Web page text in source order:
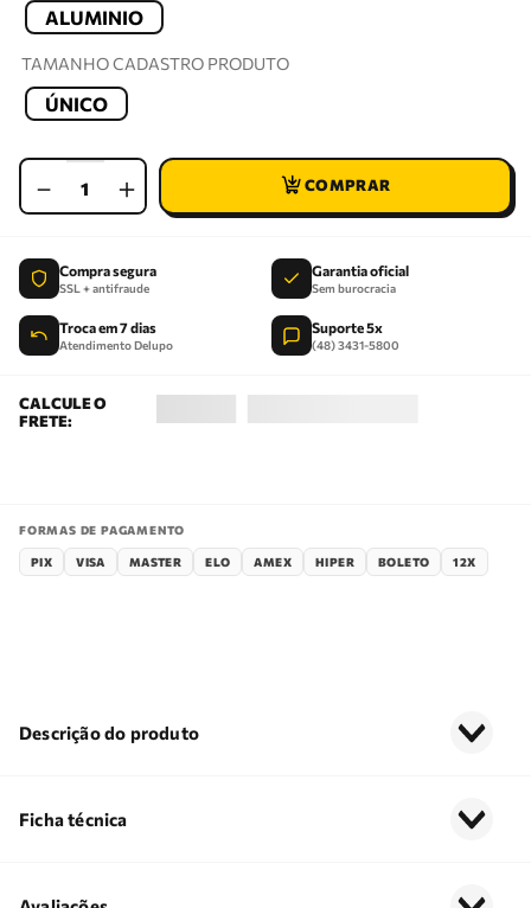
ALUMINIO
TAMANHO CADASTRO PRODUTO
ÚNICO
＋
－
Compra segura
SSL + antifraude
Garantia oficial
Sem burocracia
Troca em 7 dias
Atendimento Delupo
Suporte 5x
(48) 3431-5800
FORMAS DE PAGAMENTO
PIX VISA MASTER ELO AMEX HIPER BOLETO 12X
Descrição do produto
Ficha técnica